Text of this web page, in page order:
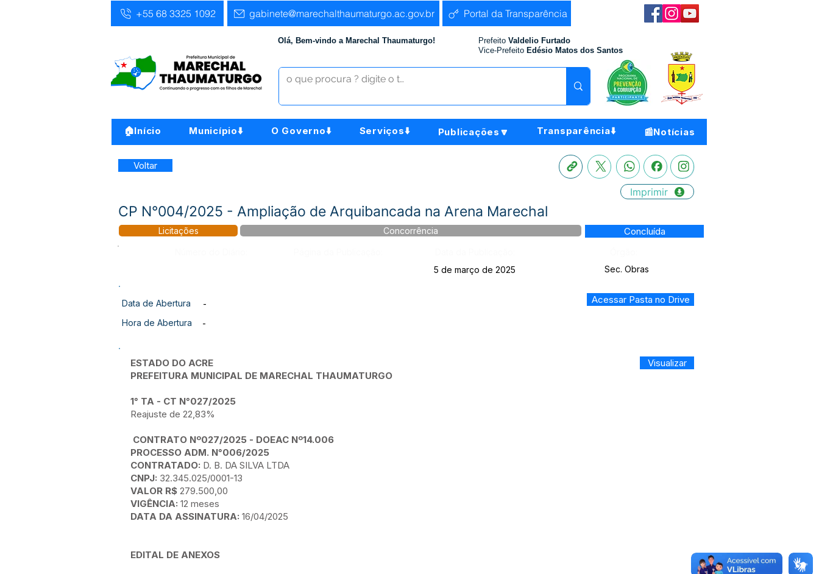
+55 68 3325 1092 gabinete@marechalthaumaturgo.ac.gov.br Portal da Transparência
Olá, Bem-vindo a Marechal Thaumaturgo! Prefeito Valdelio Furtado
Vice-Prefeito Edésio Matos dos Santos
🏠Início Município⬇️ O Governo⬇️ Serviços⬇️ Publicações🔽 Transparência⬇️ 📰Notícias
Voltar
Imprimir
CP N°004/2025 - Ampliação de Arquibancada na Arena Marechal
Licitações Concorrência Concluída
5 de março de 2025
Sec. Obras
Data de Abertura
-
Hora de Abertura
-
Acessar Pasta no Drive
ESTADO DO ACRE
PREFEITURA MUNICIPAL DE MARECHAL THAUMATURGO
1° TA - CT N°027/2025
Reajuste de 22,83%
CONTRATO Nº027/2025 - DOEAC Nº14.006
PROCESSO ADM. N°006/2025
CONTRATADO: D. B. DA SILVA LTDA
CNPJ: 32.345.025/0001-13
VALOR R$ 279.500,00
VIGÊNCIA: 12 meses
DATA DA ASSINATURA: 16/04/2025
EDITAL DE ANEXOS
Visualizar